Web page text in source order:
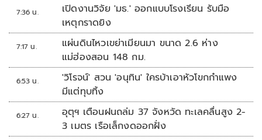
7:36 น.
เปิดงานวิจัย 'มธ.' ออกแบบโรงเรียน รับมือ
เหตุกราดยิง
7:17 น.
แผ่นดินไหวเขย่าเมียนมา ขนาด 2.6 ห่าง
แม่ฮ่องสอน 148 กม.
6:53 น.
'วิโรจน์' สวน 'อนุทิน' ใครบ้าเอาหัวโขกกำแพง
มีแต่ทุบทิ้ง
6:27 น.
อุตุฯ เตือนฝนถล่ม 37 จังหวัด ทะเลคลื่นสูง 2-
3 เมตร เรือเล็กงดออกฝั่ง